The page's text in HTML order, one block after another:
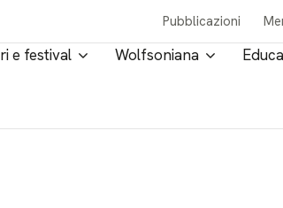
Pubblicazioni
e festival Wolfsoniana